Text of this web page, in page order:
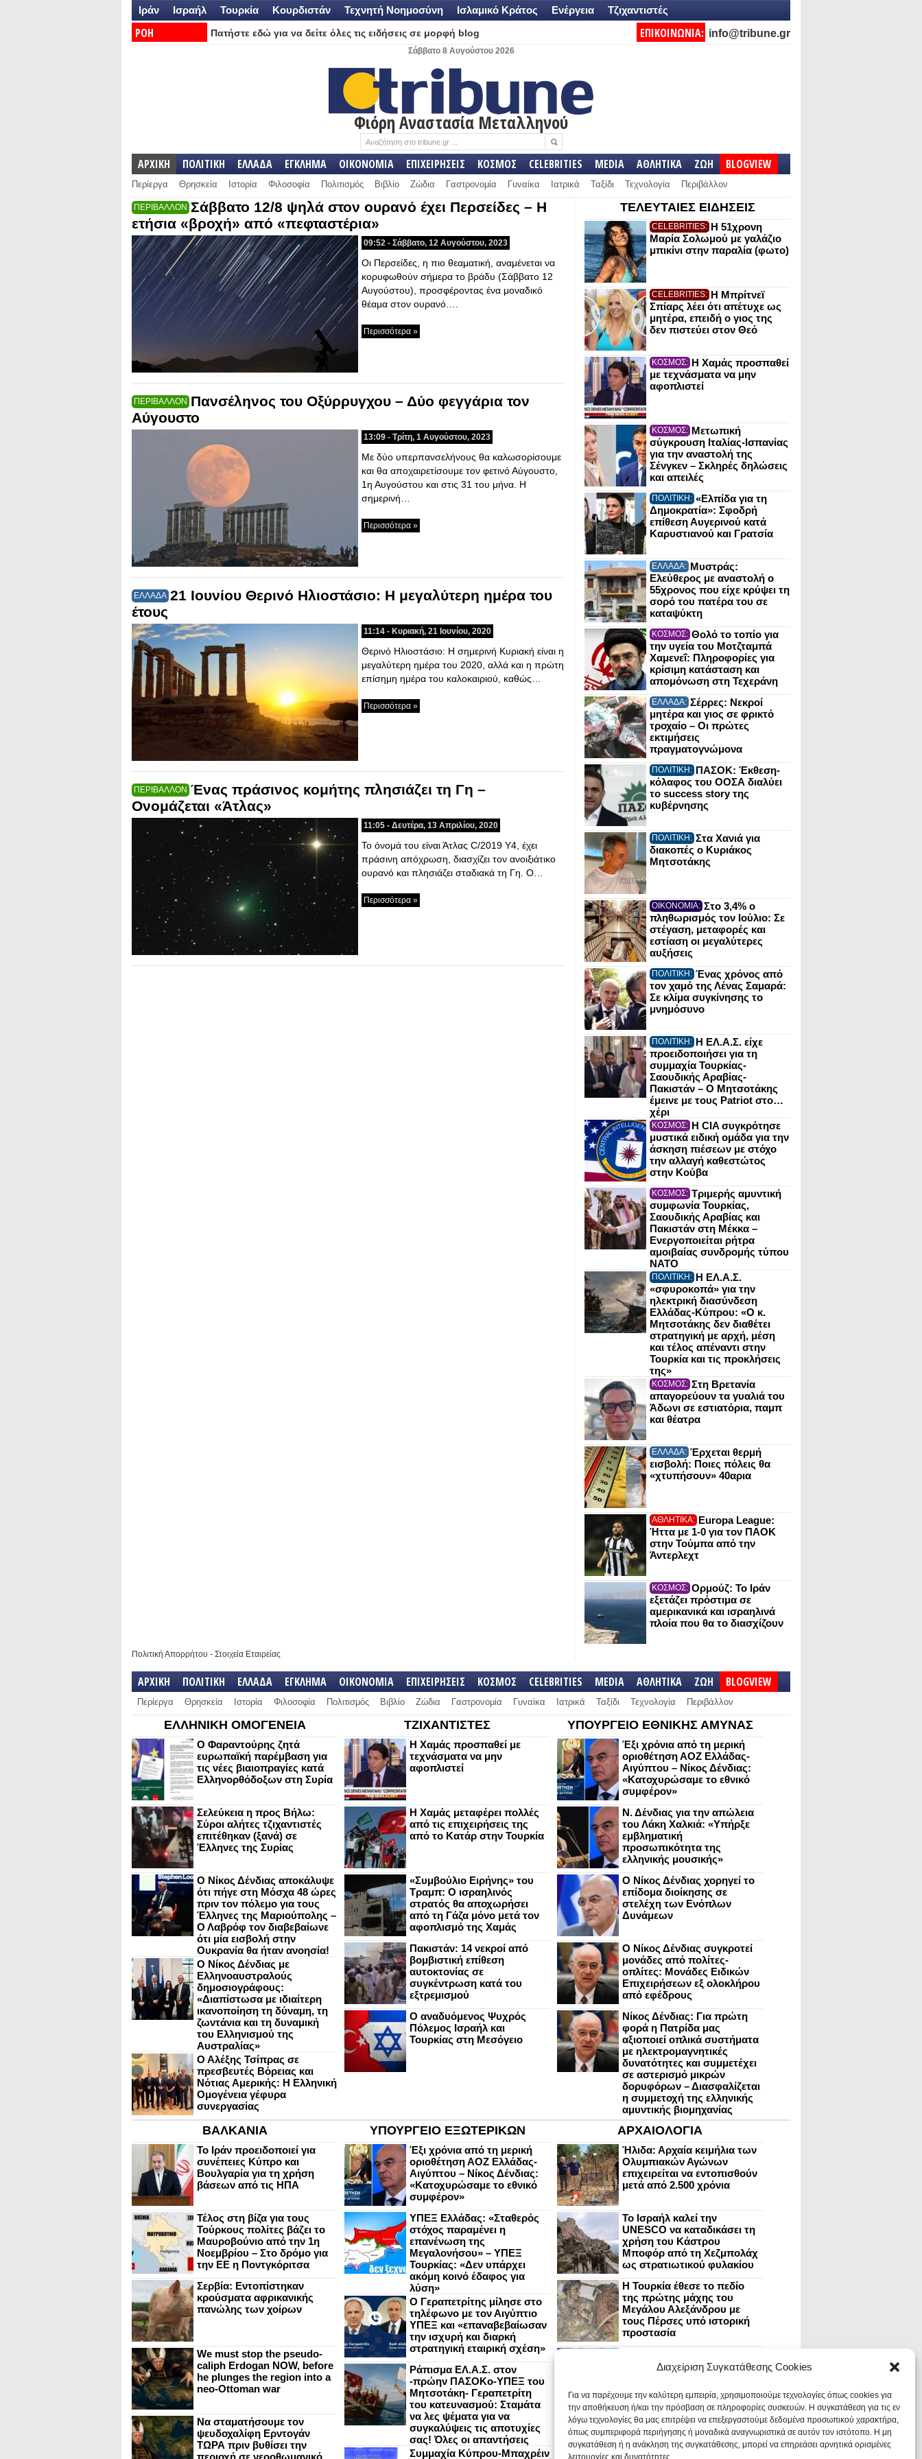
Διαχείριση Συγκατάθεσης Cookies
Για να παρέχουμε την καλύτερη εμπειρία, χρησιμοποιούμε τεχνολογίες όπως cookies για
την αποθήκευση ή/και την πρόσβαση σε πληροφορίες συσκευών. Η συγκατάθεση για τις εν
λόγω τεχνολογίες θα μας επιτρέψει να επεξεργαστούμε δεδομένα προσωπικού χαρακτήρα,
όπως συμπεριφορά περιήγησης ή μοναδικά αναγνωριστικά σε αυτόν τον ιστότοπο. Η μη
συγκατάθεση ή η ανάκληση της συγκατάθεσης, μπορεί να επηρεάσει αρνητικά ορισμένες
λειτουργίες και δυνατότητες.
Ιράν Ισραήλ Τουρκία Κουρδιστάν Τεχνητή Νοημοσύνη Ισλαμικό Κράτος Ενέργεια Τζιχαντιστές
ΡΟΗ
Πατήστε εδώ για να δείτε όλες τις ειδήσεις σε μορφή blog ΕΠΙΚΟΙΝΩΝΙΑ: info@tribune.gr
Σάββατο 8 Αυγούστου 2026
Φιόρη Αναστασία Μεταλληνού
ΑΡΧΙΚΗ ΠΟΛΙΤΙΚΗ ΕΛΛΑΔΑ ΕΓΚΛΗΜΑ ΟΙΚΟΝΟΜΙΑ ΕΠΙΧΕΙΡΗΣΕΙΣ ΚΟΣΜΟΣ CELEBRITIES MEDIA ΑΘΛΗΤΙΚΑ ΖΩΗ BLOGVIEW
Περίεργα Θρησκεία Ιστορία Φιλοσοφία Πολιτισμός Βιβλίο Ζώδια Γαστρονομία Γυναίκα Ιατρικά Ταξίδι Τεχνολογία Περιβάλλον
ΠΕΡΙΒΑΛΛΟΝ Σάββατο 12/8 ψηλά στον ουρανό έχει Περσείδες – Η
ετήσια «βροχή» από «πεφταστέρια»
09:52 - Σάββατο, 12 Αυγούστου, 2023
Οι Περσείδες, η πιο θεαματική, αναμένεται να
κορυφωθούν σήμερα το βράδυ (Σάββατο 12
Αυγούστου), προσφέροντας ένα μοναδικό
θέαμα στον ουρανό….
Περισσότερα »
ΠΕΡΙΒΑΛΛΟΝ Πανσέληνος του Οξύρρυγχου – Δύο φεγγάρια τον
Αύγουστο
13:09 - Τρίτη, 1 Αυγούστου, 2023
Με δύο υπερπανσελήνους θα καλωσορίσουμε
και θα αποχαιρετίσουμε τον φετινό Αύγουστο,
1η Αυγούστου και στις 31 του μήνα. Η
σημερινή…
Περισσότερα »
ΕΛΛΑΔΑ 21 Ιουνίου Θερινό Ηλιοστάσιο: Η μεγαλύτερη ημέρα του
έτους
11:14 - Κυριακή, 21 Ιουνίου, 2020
Θερινό Ηλιοστάσιο: Η σημερινή Κυριακή είναι η
μεγαλύτερη ημέρα του 2020, αλλά και η πρώτη
επίσημη ημέρα του καλοκαιριού, καθώς…
Περισσότερα »
ΠΕΡΙΒΑΛΛΟΝ Ένας πράσινος κομήτης πλησιάζει τη Γη –
Ονομάζεται «Άτλας»
11:05 - Δευτέρα, 13 Απριλίου, 2020
Το όνομά του είναι Άτλας C/2019 Y4, έχει
πράσινη απόχρωση, διασχίζει τον ανοιξιάτικο
ουρανό και πλησιάζει σταδιακά τη Γη. Ο…
Περισσότερα »
ΤΕΛΕΥΤΑΙΕΣ ΕΙΔΗΣΕΙΣ
CELEBRITIES: Η 51χρονη
Μαρία Σολωμού με γαλάζιο
μπικίνι στην παραλία (φωτο)
CELEBRITIES: Η Μπρίτνεϊ
Σπίαρς λέει ότι απέτυχε ως
μητέρα, επειδή ο γιος της
δεν πιστεύει στον Θεό
ΚΟΣΜΟΣ: Η Χαμάς προσπαθεί
με τεχνάσματα να μην
αφοπλιστεί
ΚΟΣΜΟΣ: Μετωπική
σύγκρουση Ιταλίας-Ισπανίας
για την αναστολή της
Σένγκεν – Σκληρές δηλώσεις
και απειλές
ΠΟΛΙΤΙΚΗ: «Ελπίδα για τη
Δημοκρατία»: Σφοδρή
επίθεση Αυγερινού κατά
Καρυστιανού και Γρατσία
ΕΛΛΑΔΑ: Μυστράς:
Ελεύθερος με αναστολή ο
55χρονος που είχε κρύψει τη
σορό του πατέρα του σε
καταψύκτη
ΚΟΣΜΟΣ: Θολό το τοπίο για
την υγεία του Μοτζταμπά
Χαμενεΐ: Πληροφορίες για
κρίσιμη κατάσταση και
απομόνωση στη Τεχεράνη
ΕΛΛΑΔΑ: Σέρρες: Νεκροί
μητέρα και γιος σε φρικτό
τροχαίο – Οι πρώτες
εκτιμήσεις
πραγματογνώμονα
ΠΟΛΙΤΙΚΗ: ΠΑΣΟΚ: Έκθεση-
κόλαφος του ΟΟΣΑ διαλύει
το success story της
κυβέρνησης
ΠΟΛΙΤΙΚΗ: Στα Χανιά για
διακοπές ο Κυριάκος
Μητσοτάκης
ΟΙΚΟΝΟΜΙΑ: Στο 3,4% ο
πληθωρισμός τον Ιούλιο: Σε
στέγαση, μεταφορές και
εστίαση οι μεγαλύτερες
αυξήσεις
ΠΟΛΙΤΙΚΗ: Ένας χρόνος από
τον χαμό της Λένας Σαμαρά:
Σε κλίμα συγκίνησης το
μνημόσυνο
ΠΟΛΙΤΙΚΗ: Η ΕΛ.Α.Σ. είχε
προειδοποιήσει για τη
συμμαχία Τουρκίας-
Σαουδικής Αραβίας-
Πακιστάν – Ο Μητσοτάκης
έμεινε με τους Patriot στο…
χέρι
ΚΟΣΜΟΣ: Η CIA συγκρότησε
μυστικά ειδική ομάδα για την
άσκηση πιέσεων με στόχο
την αλλαγή καθεστώτος
στην Κούβα
ΚΟΣΜΟΣ: Τριμερής αμυντική
συμφωνία Τουρκίας,
Σαουδικής Αραβίας και
Πακιστάν στη Μέκκα –
Ενεργοποιείται ρήτρα
αμοιβαίας συνδρομής τύπου
NATO
ΠΟΛΙΤΙΚΗ: Η ΕΛ.Α.Σ.
«σφυροκοπά» για την
ηλεκτρική διασύνδεση
Ελλάδας-Κύπρου: «Ο κ.
Μητσοτάκης δεν διαθέτει
στρατηγική με αρχή, μέση
και τέλος απέναντι στην
Τουρκία και τις προκλήσεις
της»
ΚΟΣΜΟΣ: Στη Βρετανία
απαγορεύουν τα γυαλιά του
Άδωνι σε εστιατόρια, παμπ
και θέατρα
ΕΛΛΑΔΑ: Έρχεται θερμή
εισβολή: Ποιες πόλεις θα
«χτυπήσουν» 40αρια
ΑΘΛΗΤΙΚΑ: Europa League:
Ήττα με 1-0 για τον ΠΑΟΚ
στην Τούμπα από την
Άντερλεχτ
ΚΟΣΜΟΣ: Ορμούζ: Το Ιράν
εξετάζει πρόστιμα σε
αμερικανικά και ισραηλινά
πλοία που θα το διασχίζουν
Πολιτική Απορρήτου - Στοιχεία Εταιρείας
ΑΡΧΙΚΗ ΠΟΛΙΤΙΚΗ ΕΛΛΑΔΑ ΕΓΚΛΗΜΑ ΟΙΚΟΝΟΜΙΑ ΕΠΙΧΕΙΡΗΣΕΙΣ ΚΟΣΜΟΣ CELEBRITIES MEDIA ΑΘΛΗΤΙΚΑ ΖΩΗ BLOGVIEW
Περίεργα Θρησκεία Ιστορία Φιλοσοφία Πολιτισμός Βιβλίο Ζώδια Γαστρονομία Γυναίκα Ιατρικά Ταξίδι Τεχνολογία Περιβάλλον
ΕΛΛΗΝΙΚΗ ΟΜΟΓΕΝΕΙΑ
Ο Φαραντούρης ζητά
ευρωπαϊκή παρέμβαση για
τις νέες βιαιοπραγίες κατά
Ελληνορθόδοξων στη Συρία
Σελεύκεια η προς Βήλω:
Σύροι αλήτες τζιχαντιστές
επιτέθηκαν (ξανά) σε
Έλληνες της Συρίας
Ο Νίκος Δένδιας αποκάλυψε
ότι πήγε στη Μόσχα 48 ώρες
πριν τον πόλεμο για τους
Έλληνες της Μαριούπολης –
Ο Λαβρόφ τον διαβεβαίωνε
ότι μία εισβολή στην
Ουκρανία θα ήταν ανοησία!
Ο Νίκος Δένδιας με
Ελληνοαυστραλούς
δημοσιογράφους:
«Διαπίστωσα με ιδιαίτερη
ικανοποίηση τη δύναμη, τη
ζωντάνια και τη δυναμική
του Ελληνισμού της
Αυστραλίας»
Ο Αλέξης Τσίπρας σε
πρεσβευτές Βόρειας και
Νότιας Αμερικής: Η Ελληνική
Ομογένεια γέφυρα
συνεργασίας
ΤΖΙΧΑΝΤΙΣΤΕΣ
Η Χαμάς προσπαθεί με
τεχνάσματα να μην
αφοπλιστεί
Η Χαμάς μεταφέρει πολλές
από τις επιχειρήσεις της
από το Κατάρ στην Τουρκία
«Συμβούλιο Ειρήνης» του
Τραμπ: Ο ισραηλινός
στρατός θα αποχωρήσει
από τη Γάζα μόνο μετά τον
αφοπλισμό της Χαμάς
Πακιστάν: 14 νεκροί από
βομβιστική επίθεση
αυτοκτονίας σε
συγκέντρωση κατά του
εξτρεμισμού
Ο αναδυόμενος Ψυχρός
Πόλεμος Ισραήλ και
Τουρκίας στη Μεσόγειο
ΥΠΟΥΡΓΕΙΟ ΕΘΝΙΚΗΣ ΑΜΥΝΑΣ
Έξι χρόνια από τη μερική
οριοθέτηση ΑΟΖ Ελλάδας-
Αιγύπτου – Νίκος Δένδιας:
«Κατοχυρώσαμε το εθνικό
συμφέρον»
Ν. Δένδιας για την απώλεια
του Λάκη Χαλκιά: «Υπήρξε
εμβληματική
προσωπικότητα της
ελληνικής μουσικής»
Ο Νίκος Δένδιας χορηγεί το
επίδομα διοίκησης σε
στελέχη των Ενόπλων
Δυνάμεων
Ο Νίκος Δένδιας συγκροτεί
μονάδες από πολίτες-
οπλίτες: Μονάδες Ειδικών
Επιχειρήσεων εξ ολοκλήρου
από εφέδρους
Νίκος Δένδιας: Για πρώτη
φορά η Πατρίδα μας
αξιοποιεί οπλικά συστήματα
με ηλεκτρομαγνητικές
δυνατότητες και συμμετέχει
σε αστερισμό μικρών
δορυφόρων – Διασφαλίζεται
η συμμετοχή της ελληνικής
αμυντικής βιομηχανίας
ΒΑΛΚΑΝΙΑ
Το Ιράν προειδοποιεί για
συνέπειες Κύπρο και
Βουλγαρία για τη χρήση
βάσεων από τις ΗΠΑ
Τέλος στη βίζα για τους
Τούρκους πολίτες βάζει το
Μαυροβούνιο από την 1η
Νοεμβρίου – Στο δρόμο για
την ΕΕ η Ποντγκόριτσα
Σερβία: Εντοπίστηκαν
κρούσματα αφρικανικής
πανώλης των χοίρων
We must stop the pseudo-
caliph Erdogan NOW, before
he plunges the region into a
neo-Ottoman war
Να σταματήσουμε τον
ψευδοχαλίφη Ερντογάν
ΤΩΡΑ πριν βυθίσει την
περιοχή σε νεοοθωμανικό
ΥΠΟΥΡΓΕΙΟ ΕΞΩΤΕΡΙΚΩΝ
Έξι χρόνια από τη μερική
οριοθέτηση ΑΟΖ Ελλάδας-
Αιγύπτου – Νίκος Δένδιας:
«Κατοχυρώσαμε το εθνικό
συμφέρον»
ΥΠΕΞ Ελλάδας: «Σταθερός
στόχος παραμένει η
επανένωση της
Μεγαλονήσου» – ΥΠΕΞ
Τουρκίας: «Δεν υπάρχει
ακόμη κοινό έδαφος για
λύση»
Ο Γεραπετρίτης μίλησε στο
τηλέφωνο με τον Αιγύπτιο
ΥΠΕΞ και «επαναβεβαίωσαν
την ισχυρή και διαρκή
στρατηγική εταιρική σχέση»
Ράπισμα ΕΛ.Α.Σ. στον
-πρώην ΠΑΣΟΚο-ΥΠΕΞ του
Μητσοτάκη- Γεραπετρίτη
του κατευνασμού: Σταμάτα
να λες ψέματα για να
συγκαλύψεις τις αποτυχίες
σας! Όλες οι απαντήσεις
Συμμαχία Κύπρου-Μπαχρέιν
ΑΡΧΑΙΟΛΟΓΙΑ
Ήλιδα: Αρχαία κειμήλια των
Ολυμπιακών Αγώνων
επιχειρείται να εντοπισθούν
μετά από 2.500 χρόνια
Το Ισραήλ καλεί την
UNESCO να καταδικάσει τη
χρήση του Κάστρου
Μποφόρ από τη Χεζμπολάχ
ως στρατιωτικού φυλακίου
Η Τουρκία έθεσε το πεδίο
της πρώτης μάχης του
Μεγάλου Αλεξάνδρου με
τους Πέρσες υπό ιστορική
προστασία
ανακτόρου στην
στο Παλάτι των Δεσποτών
Οι Νεάντερταλ έκαναν
οδοντιατρικές επεμβάσεις σε
χαλασμένα δόντια, σύμφωνα
με ευρήματα